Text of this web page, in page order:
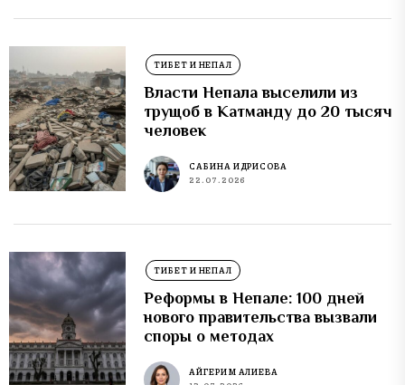
ТИБЕТ И НЕПАЛ
Власти Непала выселили из
трущоб в Катманду до 20 тысяч
человек
САБИНА ИДРИСОВА
22.07.2026
ТИБЕТ И НЕПАЛ
Реформы в Непале: 100 дней
нового правительства вызвали
споры о методах
АЙГЕРИМ АЛИЕВА